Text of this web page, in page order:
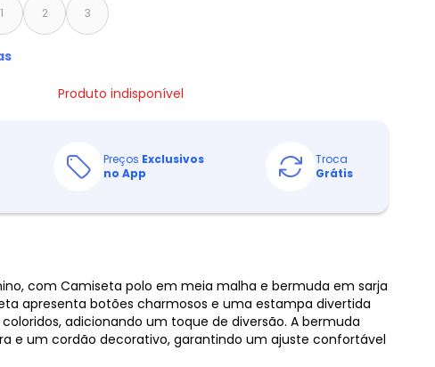
1 2 3
Produto indisponível
Preços Exclusivos
no App
Troca
Grátis
com Camiseta polo em meia malha e bermuda em sarja
apresenta botões charmosos e uma estampa divertida
adicionando um toque de diversão. A bermuda
e um cordão decorativo, garantindo um ajuste confortável